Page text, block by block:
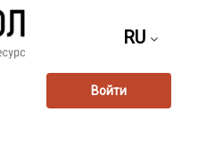
RU
Войти